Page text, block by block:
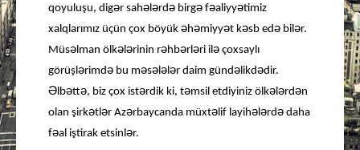
qoyuluşu, digər sahələrdə birgə fəaliyyətimiz
xalqlarımız üçün çox böyük əhəmiyyət kəsb edə bilər.
Müsəlman ölkələrinin rəhbərləri ilə çoxsaylı
görüşlərimdə bu məsələlər daim gündəlikdədir.
Əlbəttə, biz çox istərdik ki, təmsil etdiyiniz ölkələrdən
olan şirkətlər Azərbaycanda müxtəlif layihələrdə daha
fəal iştirak etsinlər.